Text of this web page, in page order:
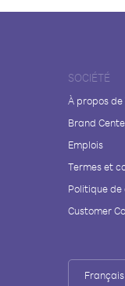
SOCIÉTÉ
À propos de
Brand
Emplois
Termes et
Politique
Customer
Français